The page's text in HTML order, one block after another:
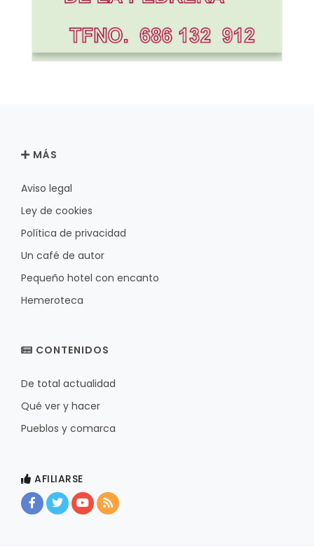
MÁS
Aviso legal
Ley de cookies
Política de privacidad
Un café de autor
Pequeño hotel con encanto
Hemeroteca
CONTENIDOS
De total actualidad
Qué ver y hacer
Pueblos y comarca
AFILIARSE